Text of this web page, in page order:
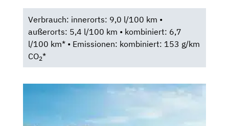
Verbrauch: innerorts: 9,0 l/100 km •
außerorts: 5,4 l/100 km • kombiniert: 6,7
l/100 km* • Emissionen: kombiniert: 153 g/km
CO2*